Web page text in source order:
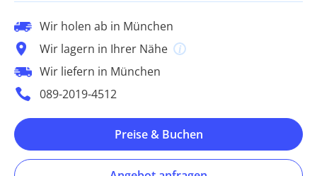
Wir holen ab in München
Wir lagern in Ihrer Nähe
Wir liefern in München
089-2019-4512
Preise & Buchen